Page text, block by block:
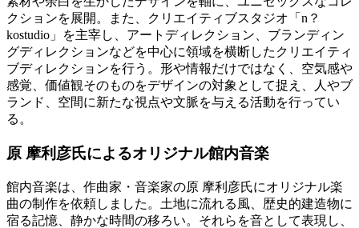
クションを展開。また、クリエイティブスタジオ「n？
kostudio」を主宰し、アートディレクション、ブランディン
グディレクションなどを中心に領域を横断したクリエイティ
ブディレクションを行う。形や情報だけではなく、空気感や
感覚、価値観そのものをデザインの対象として捉え、人やブ
ランド、空間に新たな視点や文脈を与える活動を行ってい
る。
原 摩利彦氏によるオリジナル館内音楽
館内音楽は、作曲家・音楽家の原 摩利彦氏にオリジナル楽
曲の制作を依頼しました。土地に流れる風、歴史的建造物に
宿る記憶、静かな時間の移ろい。それらを音として表現し、